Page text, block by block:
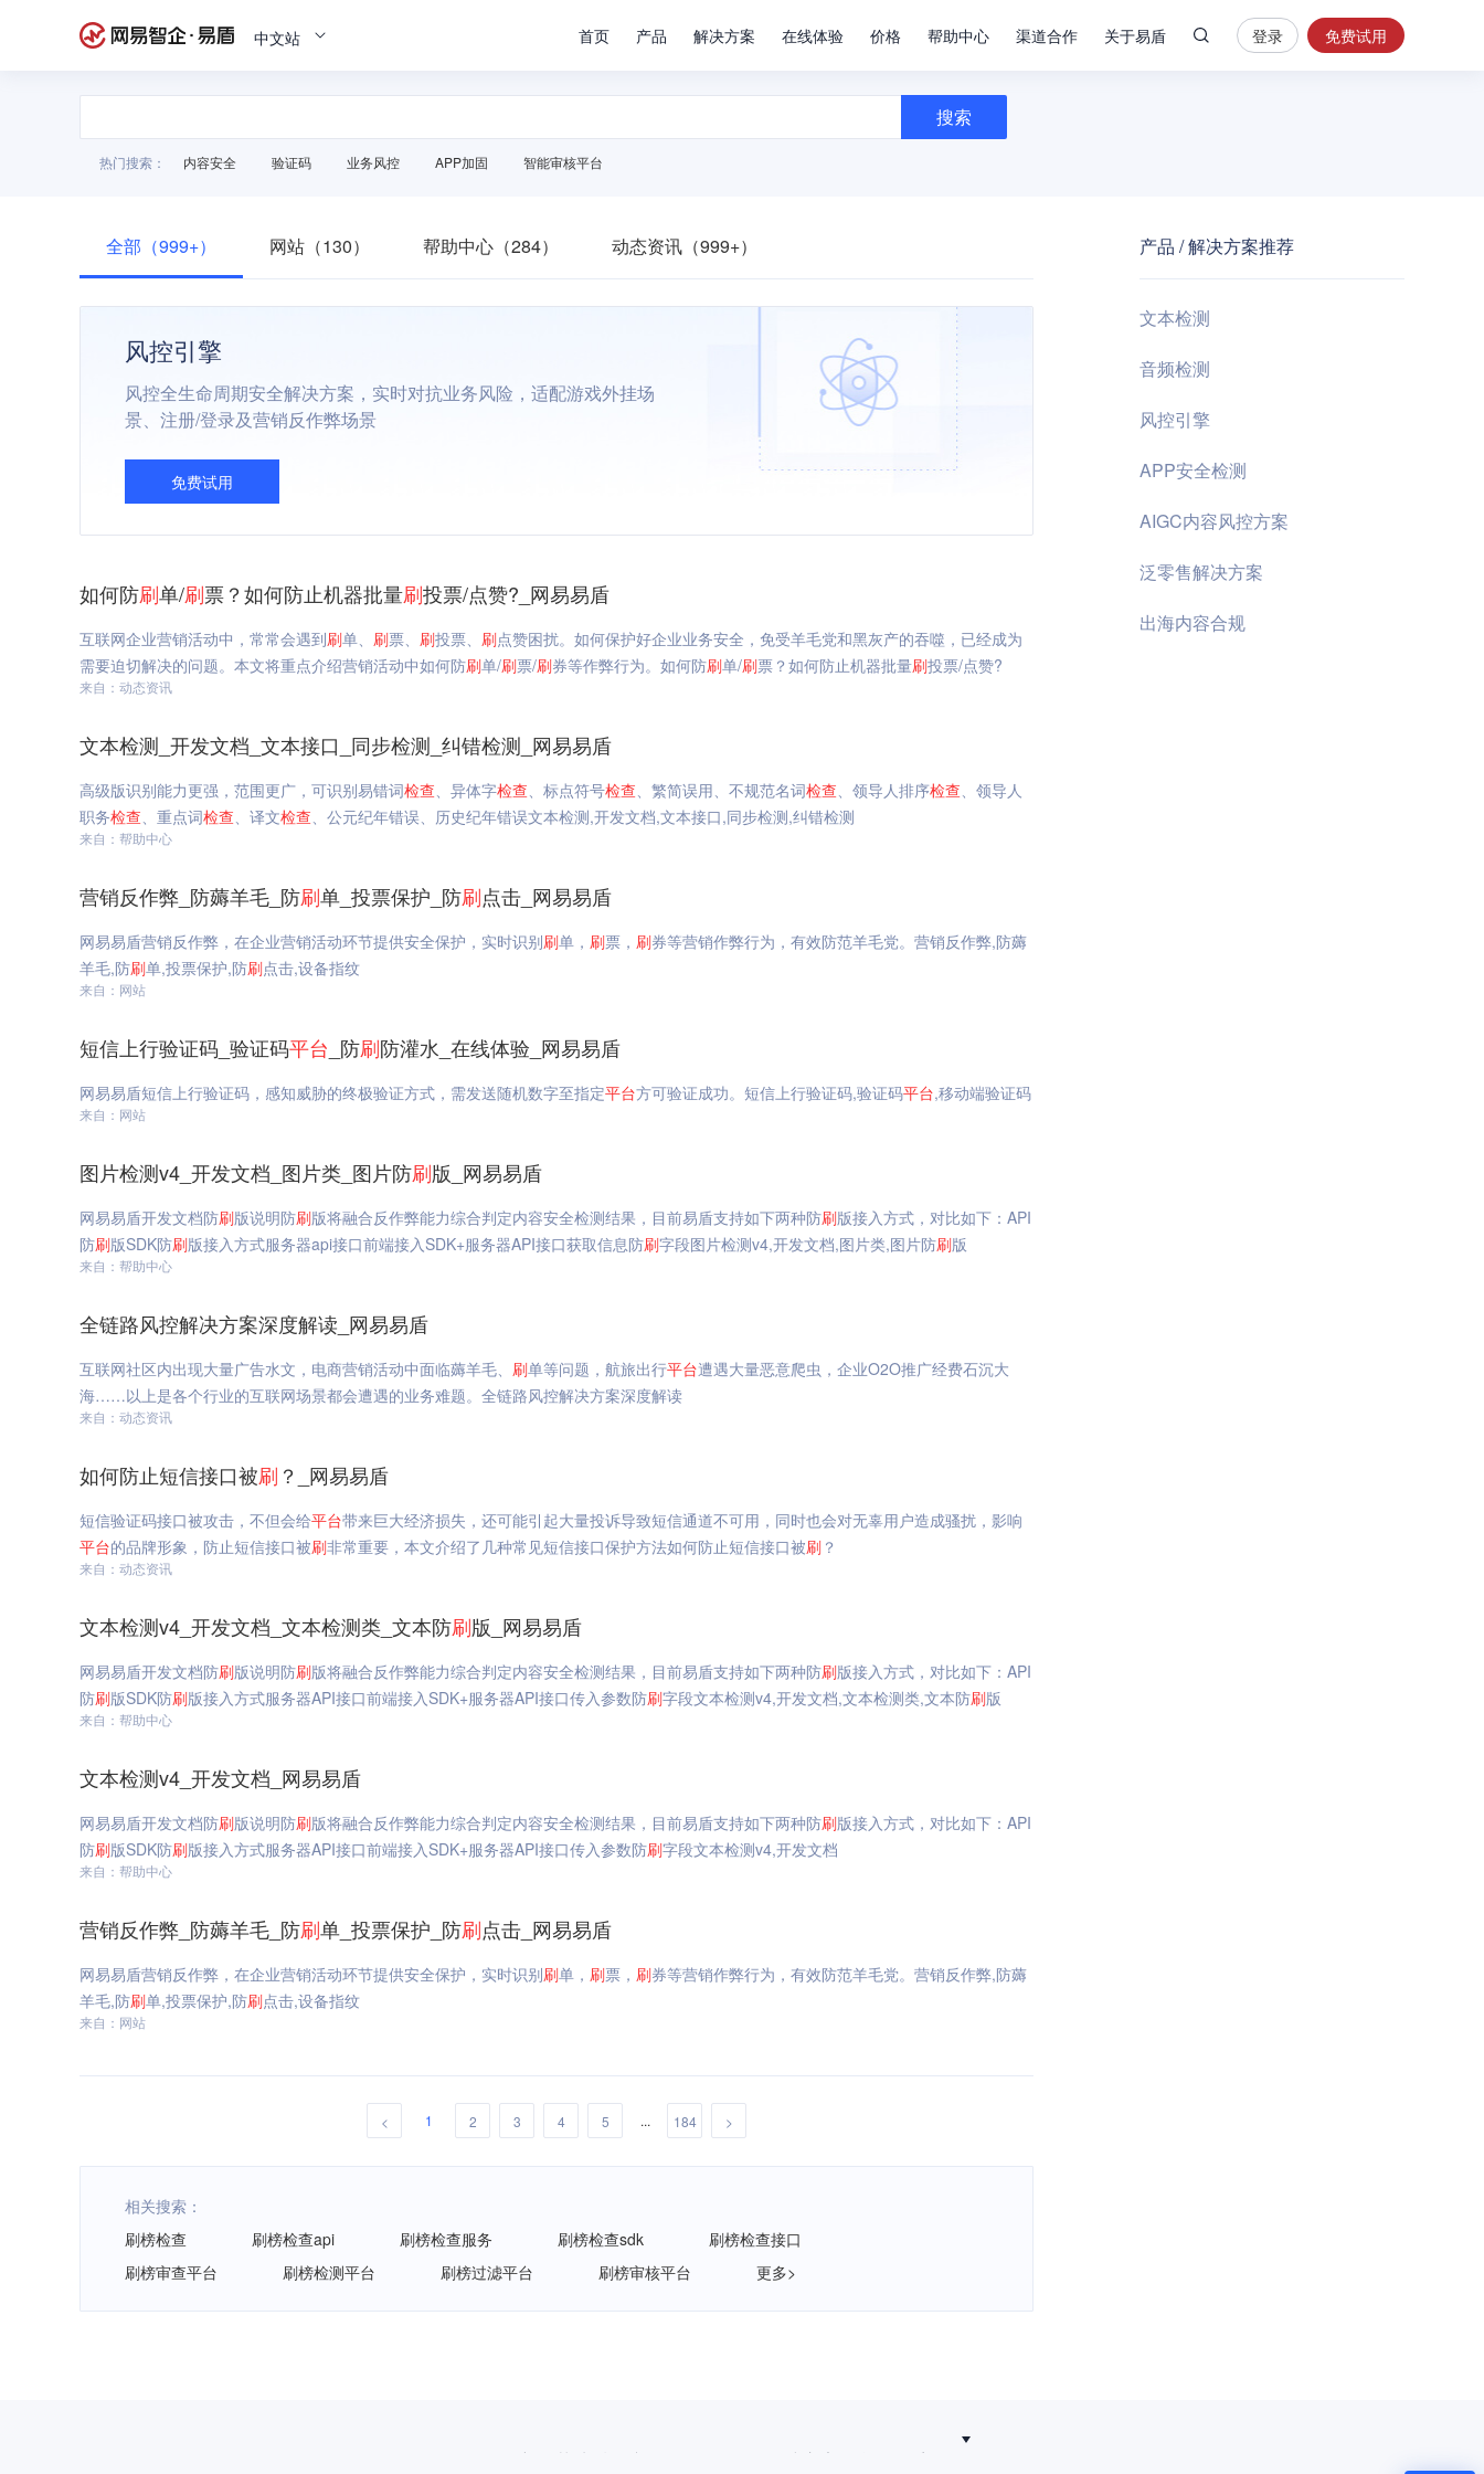
中文站 首页 产品 解决方案 在线体验 价格 帮助中心 渠道合作 关于易盾
安
全
控
登录 免费试用
搜索
热门搜索： 内容安全 验证码 业务风控 APP加固 智能审核平台
全部（999+） 网站（130） 帮助中心（284） 动态资讯（999+）
风控引擎
风控全生命周期安全解决方案，实时对抗业务风险，适配游戏外挂场
景、注册/登录及营销反作弊场景
免费试用
如何防刷单/刷票？如何防止机器批量刷投票/点赞?_网易易盾
互联网企业营销活动中，常常会遇到刷单、 刷票、 刷投票、 刷点赞困扰。如何保护好企业业务安全，免受羊毛党和黑灰产的吞噬，已经成为
需要迫切解决的问题。本文将重点介绍营销活动中如何防刷单/刷票/刷券等作弊行为。如何防刷单/刷票？如何防止机器批量刷投票/点赞?
来自：动态资讯
文本检测_开发文档_文本接口_同步检测_纠错检测_网易易盾
高级版识别能力更强，范围更广，可识别易错词检查、异体字检查、标点符号检查、繁简误用、不规范名词检查、领导人排序检查、领导人
职务检查、重点词检查、译文检查、公元纪年错误、历史纪年错误文本检测,开发文档,文本接口,同步检测,纠错检测
来自：帮助中心
营销反作弊_防薅羊毛_防刷单_投票保护_防刷点击_网易易盾
网易易盾营销反作弊，在企业营销活动环节提供安全保护，实时识别刷单， 刷票， 刷券等营销作弊行为，有效防范羊毛党。营销反作弊,防薅
羊毛,防刷单,投票保护,防刷点击,设备指纹
来自：网站
短信上行验证码_验证码平台 _防刷防灌水_在线体验_网易易盾
网易易盾短信上行验证码，感知威胁的终极验证方式，需发送随机数字至指定平台方可验证成功。短信上行验证码,验证码平台,移动端验证码
来自：网站
图片检测v4_开发文档_图片类_图片防刷版_网易易盾
网易易盾开发文档防刷版说明防刷版将融合反作弊能力综合判定内容安全检测结果，目前易盾支持如下两种防刷版接入方式，对比如下：API
防刷版SDK防刷版接入方式服务器api接口前端接入SDK+服务器API接口获取信息防刷字段图片检测v4,开发文档,图片类,图片防刷版
来自：帮助中心
全链路风控解决方案深度解读_网易易盾
互联网社区内出现大量广告水文，电商营销活动中面临薅羊毛、 刷单等问题，航旅出行平台遭遇大量恶意爬虫，企业O2O推广经费石沉大
海……以上是各个行业的互联网场景都会遭遇的业务难题。全链路风控解决方案深度解读
来自：动态资讯
如何防止短信接口被刷 ？_网易易盾
短信验证码接口被攻击，不但会给平台带来巨大经济损失，还可能引起大量投诉导致短信通道不可用，同时也会对无辜用户造成骚扰，影响
平台的品牌形象，防止短信接口被刷非常重要，本文介绍了几种常见短信接口保护方法如何防止短信接口被刷 ？
来自：动态资讯
文本检测v4_开发文档_文本检测类_文本防刷版_网易易盾
网易易盾开发文档防刷版说明防刷版将融合反作弊能力综合判定内容安全检测结果，目前易盾支持如下两种防刷版接入方式，对比如下：API
防刷版SDK防刷版接入方式服务器API接口前端接入SDK+服务器API接口传入参数防刷字段文本检测v4,开发文档,文本检测类,文本防刷版
来自：帮助中心
文本检测v4_开发文档_网易易盾
网易易盾开发文档防刷版说明防刷版将融合反作弊能力综合判定内容安全检测结果，目前易盾支持如下两种防刷版接入方式，对比如下：API
防刷版SDK防刷版接入方式服务器API接口前端接入SDK+服务器API接口传入参数防刷字段文本检测v4,开发文档
来自：帮助中心
营销反作弊_防薅羊毛_防刷单_投票保护_防刷点击_网易易盾
网易易盾营销反作弊，在企业营销活动环节提供安全保护，实时识别刷单， 刷票， 刷券等营销作弊行为，有效防范羊毛党。营销反作弊,防薅
羊毛,防刷单,投票保护,防刷点击,设备指纹
来自：网站
< 1 2 3 4 5 ... 184 >
相关搜索：
刷榜检查
刷榜检查api 刷榜检查服务 刷榜检查sdk
刷榜检查接口
刷榜审查平台
刷榜检测平台 刷榜过滤平台 刷榜审核平台 更多>
产品 / 解决方案推荐
文本检测
音频检测
风控引擎
APP安全检测
AIGC内容风控方案
泛零售解决方案
出海内容合规